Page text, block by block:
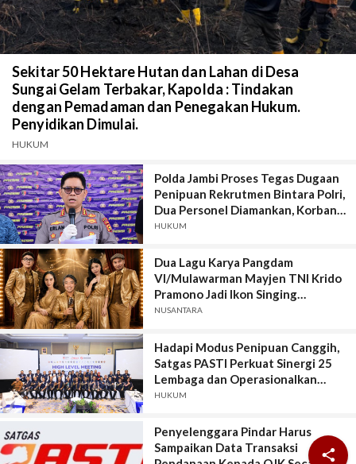

Sekitar 50 Hektare Hutan dan Lahan di Desa
Sungai Gelam Terbakar, Kapolda : Tindakan
dengan Pemadaman dan Penegakan Hukum.
Penyidikan Dimulai.
HUKUM
Polda Jambi Proses Tegas Dugaan
Penipuan Rekrutmen Bintara Polri,
Dua Personel Diamankan, Korban
Dari Rakyat Biasa Hingga Perwira,
HUKUM
Dua Lagu Karya Pangdam
VI/Mulawarman Mayjen TNI Krido
Pramono Jadi Ikon Singing
Competition HUT Ke-81 RI
NUSANTARA
Hadapi Modus Penipuan Canggih,
Satgas PASTI Perkuat Sinergi 25
Lembaga dan Operasionalkan
Sistem Anti-Scam
HUKUM
Penyelenggara Pindar Harus
Sampaikan Data Transaksi